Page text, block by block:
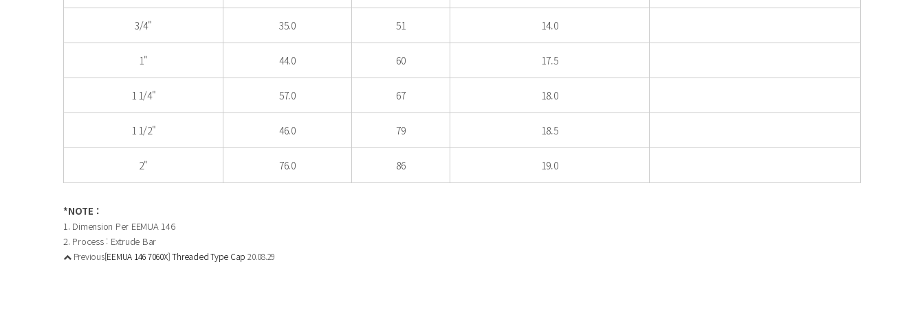
3/4" 35.0 51 14.0
1" 44.0 60 17.5
1 1/4" 57.0 67 18.0
1 1/2" 46.0 79 18.5
2" 76.0 86 19.0
*NOTE :
1. Dimension Per EEMUA 146
2. Process : Extrude Bar
Previous[EEMUA 146 7060X] Threaded Type Cap 20.08.29